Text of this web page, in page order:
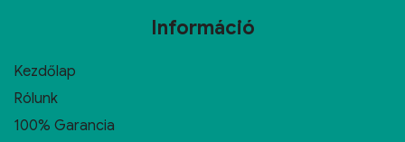
Információ
Kezdőlap
Rólunk
100% Garancia